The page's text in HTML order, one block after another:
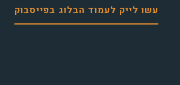
עשו לייק לעמוד הבלוג בפייסבוק